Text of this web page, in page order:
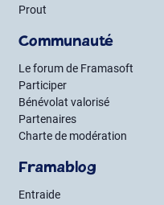
Prout
Communauté
Le forum de Framasoft
Participer
Bénévolat valorisé
Partenaires
Charte de modération
Framablog
Entraide